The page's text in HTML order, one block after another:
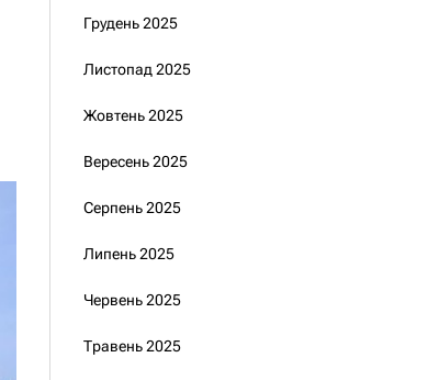
Грудень 2025
Листопад 2025
Жовтень 2025
Вересень 2025
Серпень 2025
Липень 2025
Червень 2025
Травень 2025